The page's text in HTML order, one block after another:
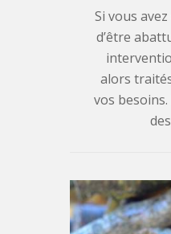
Si vous
d’être
alors
vos